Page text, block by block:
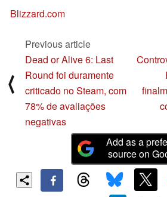
Blizzard.com
⟨
Previous article
Dead or Alive 6: Last
Round foi duramente
criticado no Steam, com
78% de avaliações
negativas
Add as a
source on